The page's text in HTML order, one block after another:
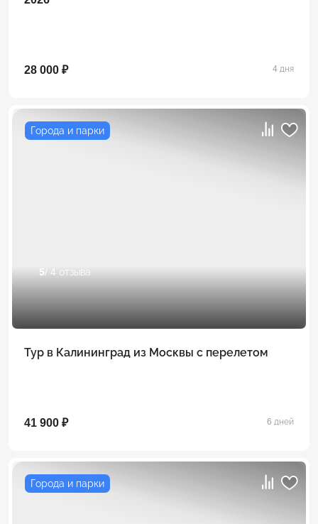
28 000 ₽ 4 дня
Города и парки
5/ 4 отзыва
Тур в Калининград из Москвы с перелетом
41 900 ₽ 6 дней
Города и парки